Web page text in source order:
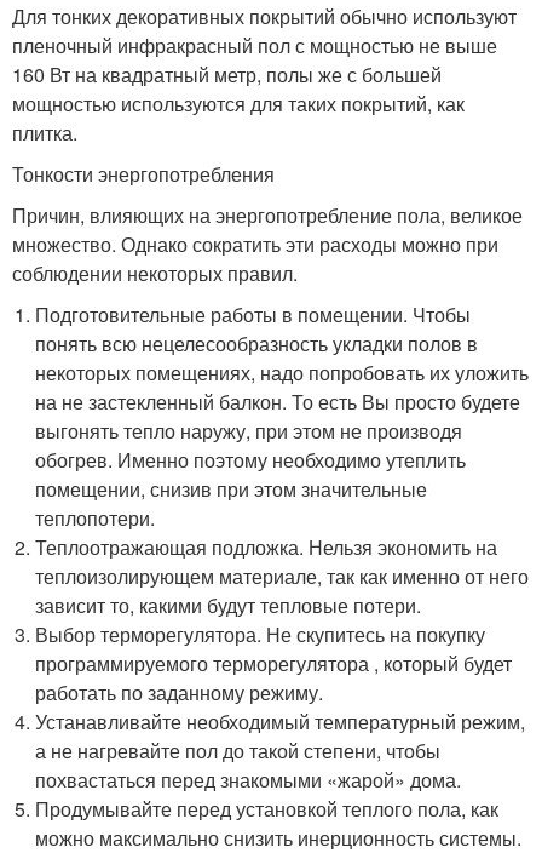
Для тонких декоративных покрытий обычно используют
пленочный инфракрасный пол с мощностью не выше
160 Вт на квадратный метр, полы же с большей
мощностью используются для таких покрытий, как
плитка.
Тонкости энергопотребления
Причин, влияющих на энергопотребление пола, великое
множество. Однако сократить эти расходы можно при
соблюдении некоторых правил.
Подготовительные работы в помещении. Чтобы
понять всю нецелесообразность укладки полов в
некоторых помещениях, надо попробовать их уложить
на не застекленный балкон. То есть Вы просто будете
выгонять тепло наружу, при этом не производя
обогрев. Именно поэтому необходимо утеплить
помещении, снизив при этом значительные
теплопотери.
Теплоотражающая подложка. Нельзя экономить на
теплоизолирующем материале, так как именно от него
зависит то, какими будут тепловые потери.
Выбор терморегулятора. Не скупитесь на покупку
программируемого терморегулятора , который будет
работать по заданному режиму.
Устанавливайте необходимый температурный режим,
а не нагревайте пол до такой степени, чтобы
похвастаться перед знакомыми «жарой» дома.
Продумывайте перед установкой теплого пола, как
можно максимально снизить инерционность системы.